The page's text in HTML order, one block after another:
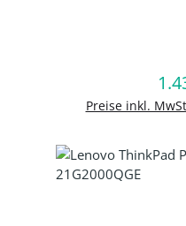
Preise inkl.
In